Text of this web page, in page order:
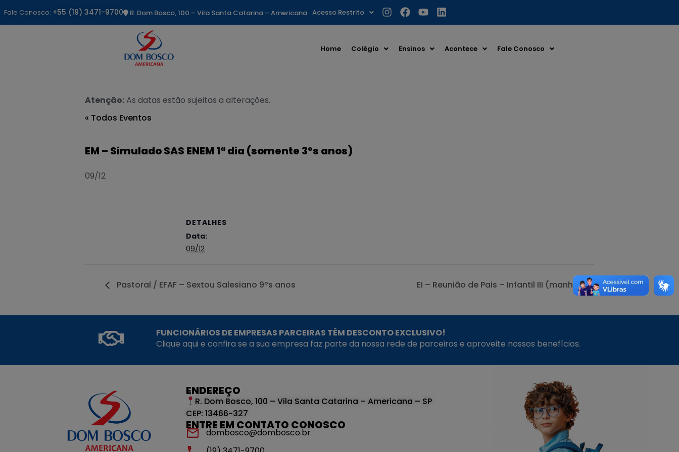
Fale Conosco: +55 (19) 3471-9700 R. Dom Bosco, 100 – Vila Santa Catarina – Americana Acesso Restrito
Home Colégio Ensinos Acontece Fale Conosco
Atenção:As datas estão sujeitas a alterações.
« Todos Eventos
EM – Simulado SAS ENEM 1ª dia (somente 3ºs anos)
09/12
DETALHES
Data:
09/12
Pastoral / EFAF – Sextou Salesiano 9ºs anos EI – Reunião de Pais – Infantil III (manhã)
FUNCIONÁRIOS DE EMPRESAS PARCEIRAS TÊM DESCONTO EXCLUSIVO!
Clique aqui e confira se a sua empresa faz parte da nossa rede de parceiros e aproveite nossos benefícios.
ENDEREÇO
R. Dom Bosco, 100 – Vila Santa Catarina – Americana – SP
CEP: 13466-327
ENTRE EM CONTATO CONOSCO
dombosco@dombosco.br